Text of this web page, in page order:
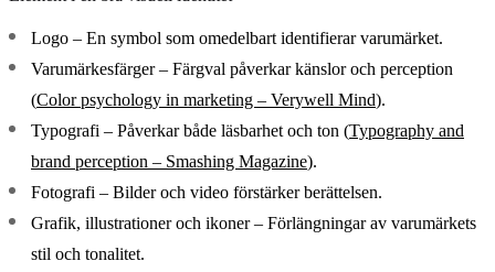
Logo – En symbol som omedelbart identifierar varumärket.
Varumärkesfärger– Färgval påverkar känslor och perception
(Color psychology in marketing – Verywell Mind).
Typografi – Påverkar både läsbarhet och ton (Typography and
brand perception – Smashing Magazine).
Fotografi – Bilder och video förstärker berättelsen.
Grafik, illustrationer och ikoner– Förlängningar av varumärkets
stil och tonalitet.